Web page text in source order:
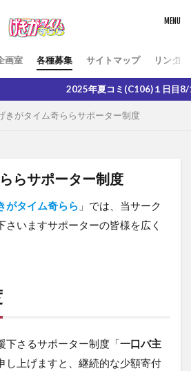
画室 各種募集 サイトマップ リンク
年夏コミ(C106)１日目8/16(土)西２ホー
きがタイム奇ららサポーター制度
らサポーター制度
がタイム奇らら 」では、当サーク
さいますサポーターの皆様を広く
さるサポーター制度「一口バ主
し上げますと、継続的な少額寄付